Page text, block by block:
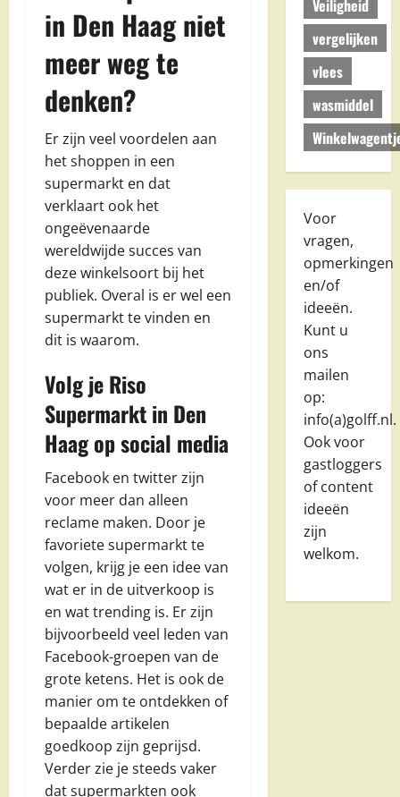
in Den Haag niet
meer weg te
denken?
Er zijn veel voordelen aan
het shoppen in een
supermarkt en dat
verklaart ook het
ongeëvenaarde
wereldwijde succes van
deze winkelsoort bij het
publiek. Overal is er wel een
supermarkt te vinden en
dit is waarom.
Volg je Riso
Supermarkt in Den
Haag op social media
Facebook en twitter zijn
voor meer dan alleen
reclame maken. Door je
favoriete supermarkt te
volgen, krijg je een idee van
wat er in de uitverkoop is
en wat trending is. Er zijn
bijvoorbeeld veel leden van
Facebook-groepen van de
grote ketens. Het is ook de
manier om te ontdekken of
bepaalde artikelen
goedkoop zijn geprijsd.
Verder zie je steeds vaker
dat supermarkten ook
Veiligheid
vergelijken
vlees
wasmiddel
Voor
vragen,
opmerkingen
en/of
ideeën.
Kunt u
ons
mailen
op:
info(a)golff.nl.
Ook voor
gastloggers
of content
ideeën
zijn
welkom.